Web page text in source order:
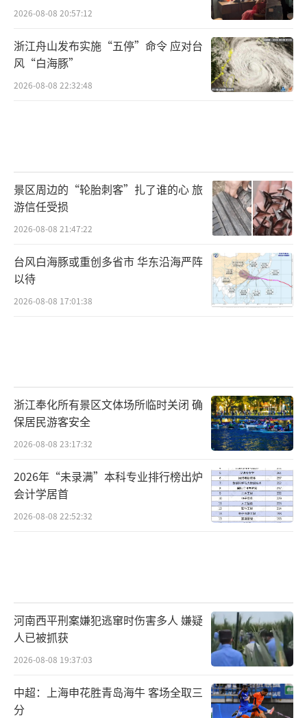
2026-08-08 20:57:12
浙江舟山发布实施“五停”命令 应对台
风“白海豚”
2026-08-08 22:32:48
景区周边的“轮胎刺客”扎了谁的心 旅
游信任受损
2026-08-08 21:47:22
台风白海豚或重创多省市 华东沿海严阵
以待
2026-08-08 17:01:38
浙江奉化所有景区文体场所临时关闭 确
保居民游客安全
2026-08-08 23:17:32
2026年“未录满”本科专业排行榜出炉
会计学居首
2026-08-08 22:52:32
河南西平刑案嫌犯逃窜时伤害多人 嫌疑
人已被抓获
2026-08-08 19:37:03
中超：上海申花胜青岛海牛 客场全取三
分